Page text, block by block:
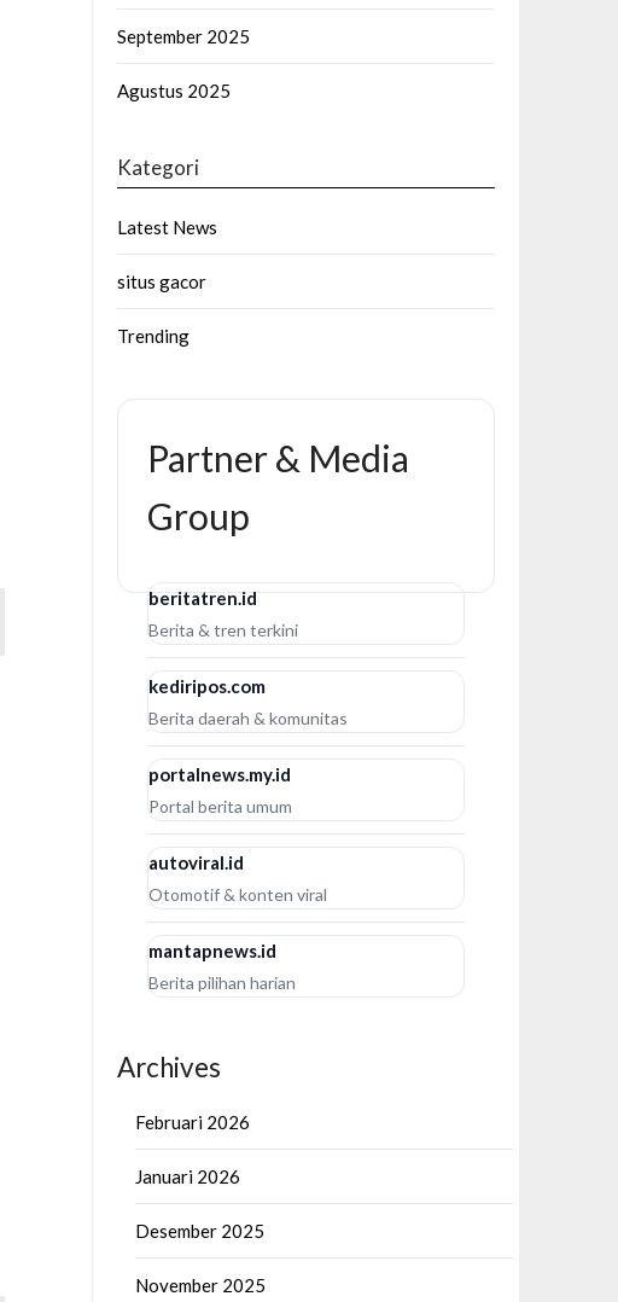
September 2025
Agustus 2025
Kategori
Latest News
situs gacor
Trending
Partner & Media
Group
beritatren.id
Berita & tren terkini
kediripos.com
Berita daerah & komunitas
portalnews.my.id
Portal berita umum
autoviral.id
Otomotif & konten viral
mantapnews.id
Berita pilihan harian
Archives
Februari 2026
Januari 2026
Desember 2025
November 2025